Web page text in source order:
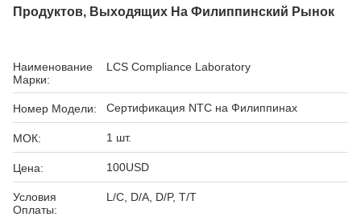
Продуктов, Выходящих На Филиппинский Рынок
Наименование
Марки:
LCS Compliance Laboratory
Номер Модели: Сертификация NTC на Филиппинах
МОК: 1 шт.
Цена: 100USD
Условия
Оплаты:
L/C, D/A, D/P, T/T